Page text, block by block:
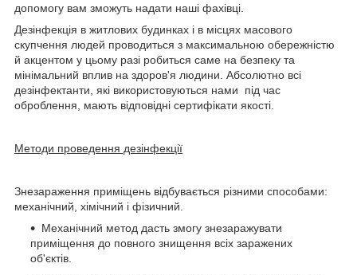
допомогу вам зможуть надати наші фахівці.
Дезінфекція в житлових будинках і в місцях масового
скупчення людей проводиться з максимальною обережністю
й акцентом у цьому разі робиться саме на безпеку та
мінімальний вплив на здоров'я людини. Абсолютно всі
дезінфектанти, які використовуються нами під час
оброблення, мають відповідні сертифікати якості.
Методи проведення дезінфекції
Знезараження приміщень відбувається різними способами:
механічний, хімічний і фізичний.
Механічний метод дасть змогу знезаражувати
приміщення до повного знищення всіх заражених
об'єктів.